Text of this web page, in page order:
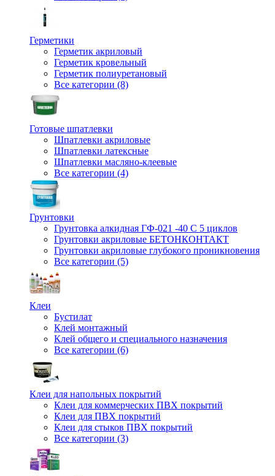
Герметики
Герметик акриловый
Герметик кровельный
Герметик полиуретановый
Все категории (8)
Готовые шпатлевки
Шпатлевки акриловые
Шпатлевки латексные
Шпатлевки масляно-клеевые
Все категории (4)
Грунтовки
Грунтовка алкидная ГФ-021 -40 С 5 циклов
Грунтовки акриловые БЕТОНКОНТАКТ
Грунтовки акриловые глубокого проникновения
Все категории (5)
Клеи
Бустилат
Клей монтажный
Клей общего и специального назначения
Все категории (6)
Клеи для напольных покрытий
Клеи для коммерческих ПВХ покрытий
Клеи для ПВХ покрытий
Клеи для стыков ПВХ покрытий
Все категории (3)